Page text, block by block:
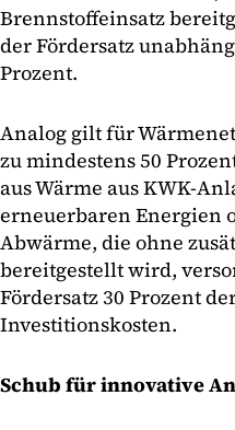
Brennstoffeinsatz
der Fördersatz
Prozent.
Analog gilt für
zu mindestens 50
aus Wärme aus KWK-
erneuerbaren Energien
Abwärme, die ohne
bereitgestellt wird,
Fördersatz 30 Prozent
Investitionskosten.
Schub für innovative